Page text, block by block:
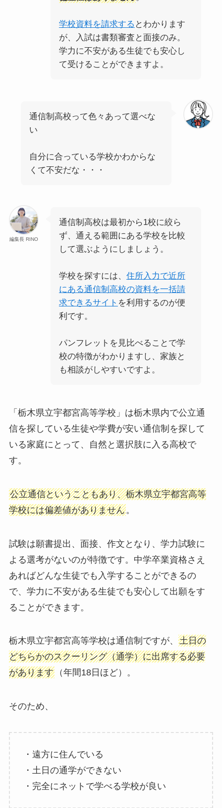
学校資料を請求する とわかります
が、入試は書類審査と面接のみ。
学力に不安がある生徒でも安心し
て受けることができますよ。
通信制高校って色々あって選べな
い
自分に合っている学校かわからな
くて不安だな・・・
編集長 RINO
通信制高校は最初から1校に絞ら
ず、通える範囲にある学校を比較
して選ぶようにしましょう。
学校を探すには、 住所入力で近所
にある通信制高校の資料を一括請
求できるサイト を利用するのが便
利です。
パンフレットを見比べることで学
校の特徴がわかりますし、家族と
も相談がしやすいですよ。
「栃木県立宇都宮高等学校」は栃木県内で公立通
信を探している生徒や学費が安い通信制を探して
いる家庭にとって、自然と選択肢に入る高校で
す。
公立通信ということもあり、栃木県立宇都宮高等
学校には偏差値がありません。
試験は願書提出、面接、作文となり、学力試験に
よる選考がないのが特徴です。中学卒業資格さえ
あればどんな生徒でも入学することができるの
で、学力に不安がある生徒でも安心して出願をす
ることができます。
栃木県立宇都宮高等学校は通信制ですが、 土日の
どちらかのスクーリング（通学）に出席する必要
があります（年間18日ほど）。
そのため、
・遠方に住んでいる
・土日の通学ができない
・完全にネットで学べる学校が良い